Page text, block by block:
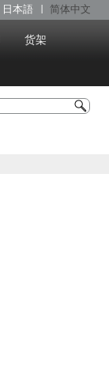
日本語 简体中文
货架